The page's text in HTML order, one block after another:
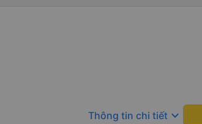
Thông tin chi tiết keyboard_arrow_down